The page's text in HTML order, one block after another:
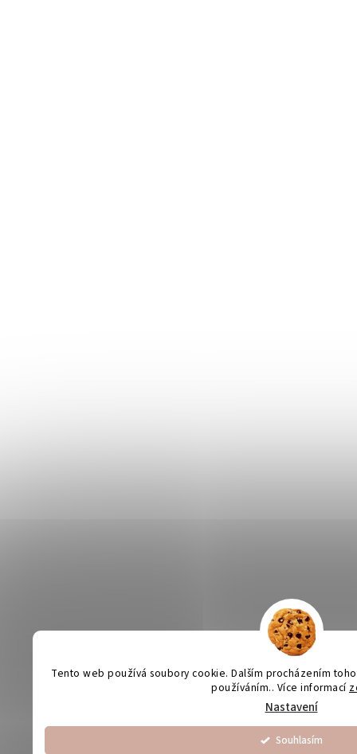
Tento web používá soubory cookie. Dalším procházením
používáním.. Více informací
Nastavení
Souhlasím